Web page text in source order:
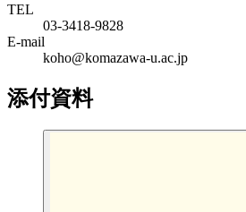
TEL
03-3418-9828
E-mail
koho@komazawa-u.ac.jp
添付資料